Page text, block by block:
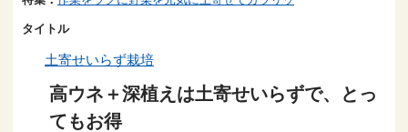
タイトル
土寄せいらず栽培
高ウネ＋深植えは土寄せいらずで、とっ
てもお得